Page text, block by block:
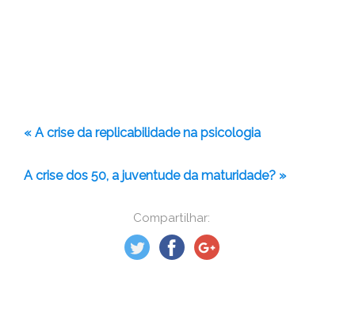
Compartilhar:
« A crise da replicabilidade na psicologia
A crise dos 50, a juventude da maturidade? »